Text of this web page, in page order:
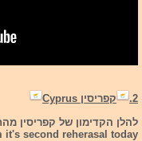
2.
קפריסין Cyprus
it's second reherasal today